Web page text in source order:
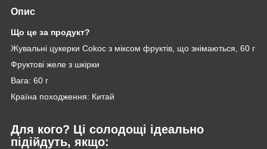
Опис
Що це за продукт?
Жувальні цукерки Cokoc з міксом фруктів, що знімаються, 60 г
Фруктові желе з шкірки
Вага: 60 ​​г
Країна походження: Китай
Для кого? Ці солодощі ідеально
підійдуть, якщо: